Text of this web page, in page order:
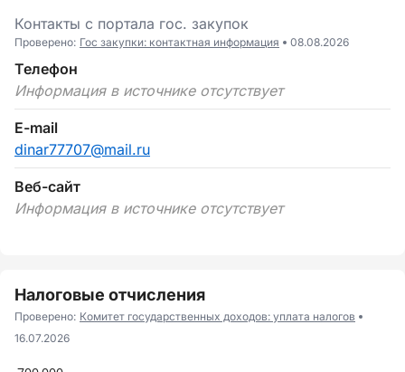
Контакты c портала гоc. закупок
Проверено: Гос закупки: контактная информация 08.08.2026
Телефон
Информация в источнике отсутствует
E-mail
dinar77707@mail.ru
Веб-сайт
Информация в источнике отсутствует
Налоговые отчисления
Проверено: Комитет государственных доходов: уплата налогов
16.07.2026